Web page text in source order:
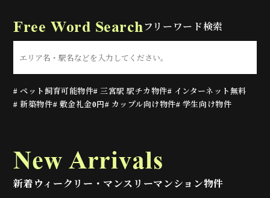
Free Word Searchフリーワード検索
# ペット飼育可能物件# 三宮駅 駅チカ物件# インターネット無料
# 新築物件# 敷金礼金0円# カップル向け物件# 学生向け物件
New Arrivals
新着ウィークリー・マンスリーマンション物件